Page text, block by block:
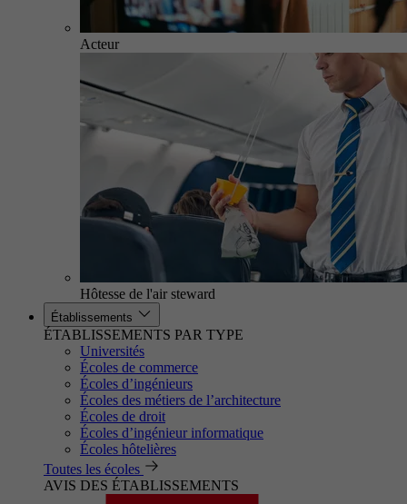
Acteur
Hôtesse de l'air steward
Établissements
ÉTABLISSEMENTS PAR TYPE
Universités
Écoles de commerce
Écoles d’ingénieurs
Écoles des métiers de l’architecture
Écoles de droit
Écoles d’ingénieur informatique
Écoles hôtelières
Toutes les écoles
AVIS DES ÉTABLISSEMENTS